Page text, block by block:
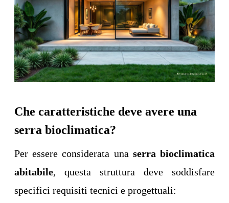
Che caratteristiche deve avere una
serra bioclimatica?
Per essere considerata una serra bioclimatica
abitabile, questa struttura deve soddisfare
specifici requisiti tecnici e progettuali: